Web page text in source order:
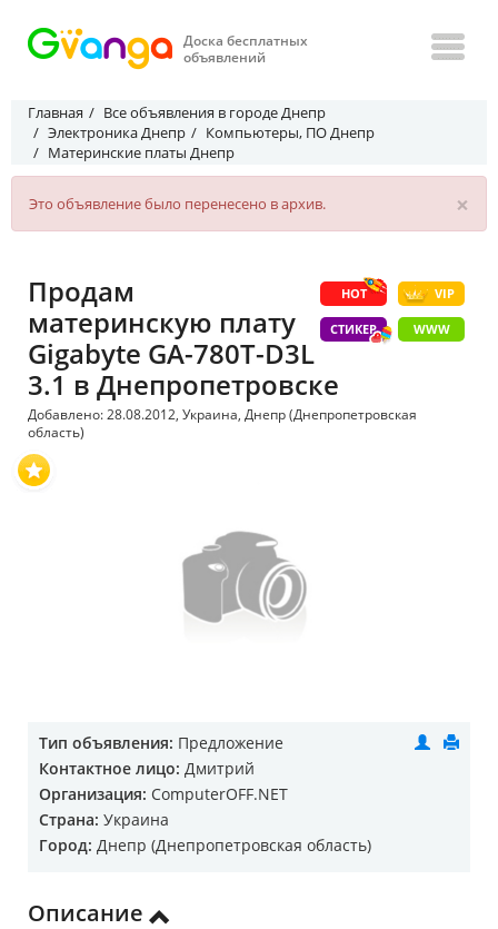
Доска бесплатных
объявлений
Главная
Все объявления в городе Днепр
Электроника Днепр
Компьютеры, ПО Днепр
Материнские платы Днепр
×
Это объявление было перенесено в архив.
HOT VIP
СТИКЕР WWW
Продам
материнскую плату
Gigabyte GA-780T-D3L
3.1 в Днепропетровске
Добавлено: 28.08.2012, Украина, Днепр (Днепропетровская
область)
Тип объявления: Предложение
Контактное лицо: Дмитрий
Организация: ComputerOFF.NET
Страна: Украина
Город: Днепр (Днепропетровская область)
Описание